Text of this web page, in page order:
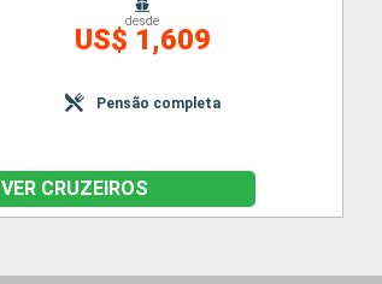
desde
US$ 1,609
Pensão completa
VER CRUZEIROS